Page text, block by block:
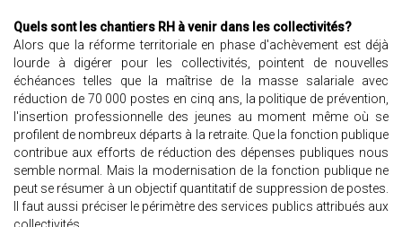
Quels sont les chantiers RH à venir dans les collectivités?
Alors que la réforme territoriale en phase d'achèvement est déjà
lourde à digérer pour les collectivités, pointent de nouvelles
échéances telles que la maîtrise de la masse salariale avec
réduction de 70 000 postes en cinq ans, la politique de prévention,
l'insertion professionnelle des jeunes au moment même où se
profilent de nombreux départs à la retraite. Que la fonction publique
contribue aux efforts de réduction des dépenses publiques nous
semble normal. Mais la modernisation de la fonction publique ne
peut se résumer à un objectif quantitatif de suppression de postes.
Il faut aussi préciser le périmètre des services publics attribués aux